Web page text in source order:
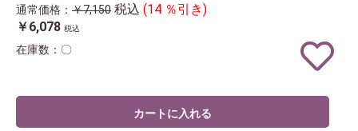
通常価格： ￥7,150 税込 (14 ％引き)
￥6,078 税込
在庫数：〇
カートに入れる